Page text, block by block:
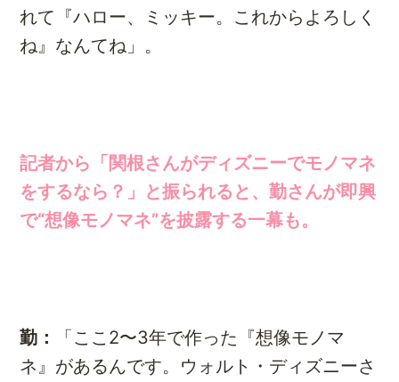
れて『ハロー、ミッキー。これからよろしく
ね』なんてね」。
記者から「関根さんがディズニーでモノマネ
をするなら？」と振られると、勤さんが即興
で“想像モノマネ”を披露する一幕も。
勤：
「ここ2〜3年で作った『想像モノマ
ネ』があるんです。ウォルト・ディズニーさ